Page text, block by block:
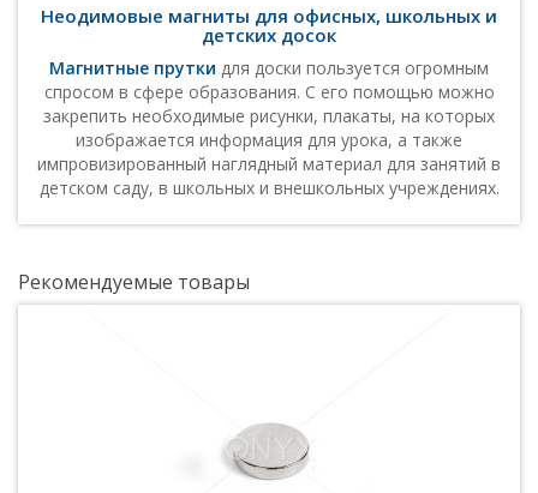
Неодимовые магниты для офисных, школьных и
детских досок
Магнитные прутки для доски пользуется огромным
спросом в сфере образования. С его помощью можно
закрепить необходимые рисунки, плакаты, на которых
изображается информация для урока, а также
импровизированный наглядный материал для занятий в
детском саду, в школьных и внешкольных учреждениях.
Рекомендуемые товары